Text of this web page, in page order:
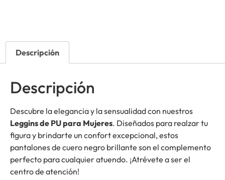
Descripción
Descripción
Descubre la elegancia y la sensualidad con nuestros
Leggins de PU para Mujeres. Diseñados para realzar tu
figura y brindarte un confort excepcional, estos
pantalones de cuero negro brillante son el complemento
perfecto para cualquier atuendo. ¡Atrévete a ser el
centro de atención!